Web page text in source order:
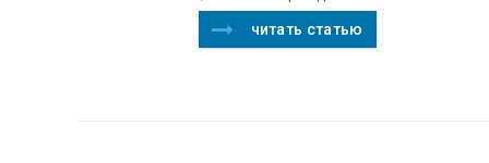
читать статью